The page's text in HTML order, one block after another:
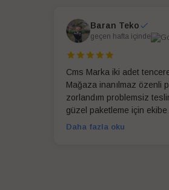
Baran Teko
geçen hafta içinde
Cms Marka iki adet
Mağaza inanılmaz özenli
zorlandım problemsiz
güzel paketleme için
ederim
Daha fazla oku